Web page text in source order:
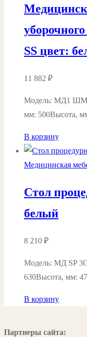
SS цвет:
11 882 ₽
Модель: МД1 ШМ-
мм: 500Высота,
В корзину
Медицинская
Стол
белый
8 210 ₽
Модель: МД SP
630Высота, мм:
В корзину
Партнеры сайта: